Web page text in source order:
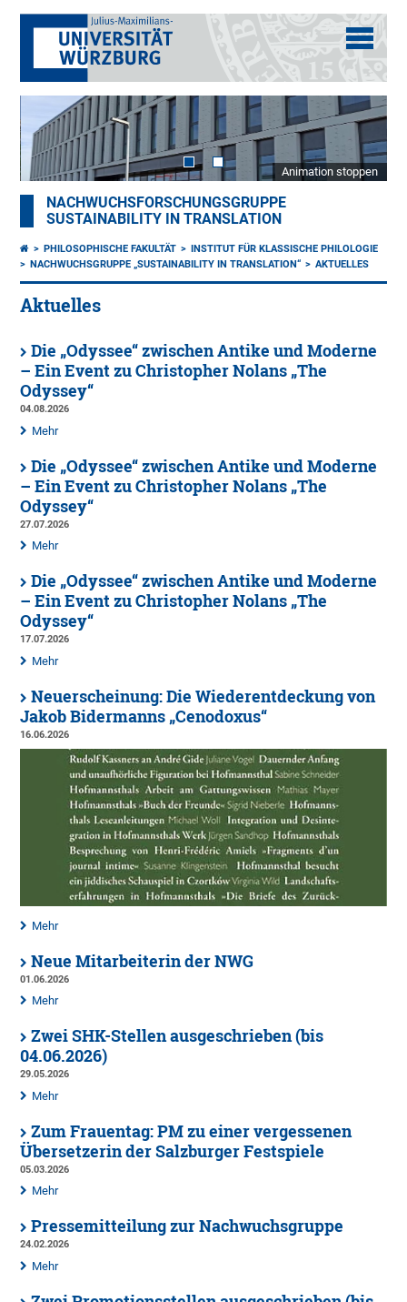
Animation stoppen
NACHWUCHSFORSCHUNGSGRUPPE
SUSTAINABILITY IN TRANSLATION
PHILOSOPHISCHE FAKULTÄT
INSTITUT FÜR KLASSISCHE PHILOLOGIE
NACHWUCHSGRUPPE „SUSTAINABILITY IN TRANSLATION“
AKTUELLES
Aktuelles
Die „Odyssee“ zwischen Antike und Moderne
– Ein Event zu Christopher Nolans „The
Odyssey“
04.08.2026
Mehr
Die „Odyssee“ zwischen Antike und Moderne
– Ein Event zu Christopher Nolans „The
Odyssey“
27.07.2026
Mehr
Die „Odyssee“ zwischen Antike und Moderne
– Ein Event zu Christopher Nolans „The
Odyssey“
17.07.2026
Mehr
Neuerscheinung: Die Wiederentdeckung von
Jakob Bidermanns „Cenodoxus“
16.06.2026
Mehr
Neue Mitarbeiterin der NWG
01.06.2026
Mehr
Zwei SHK-Stellen ausgeschrieben (bis
04.06.2026)
29.05.2026
Mehr
Zum Frauentag: PM zu einer vergessenen
Übersetzerin der Salzburger Festspiele
05.03.2026
Mehr
Pressemitteilung zur Nachwuchsgruppe
24.02.2026
Mehr